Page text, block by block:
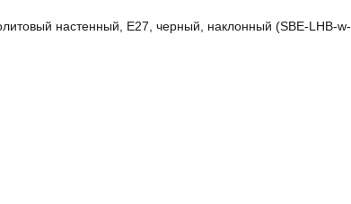
настенный, Е27, черный, наклонный (SBE-LHB-w-